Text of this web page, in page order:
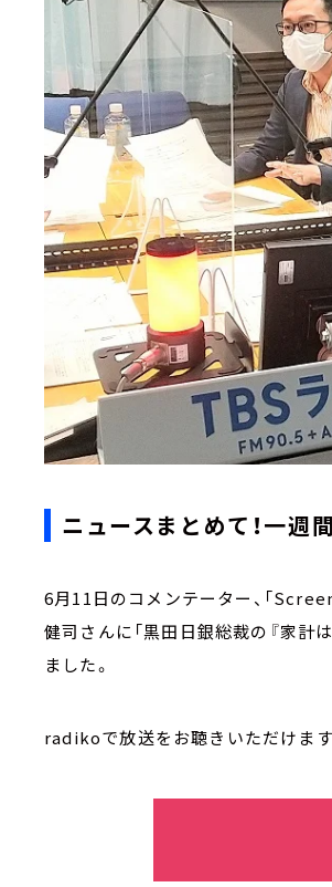
ニュースまとめて！一週間
6月11日のコメンテーター、「
健司さんに「黒田日銀総裁の『家計
ました。
radikoで放送をお聴きいただけます